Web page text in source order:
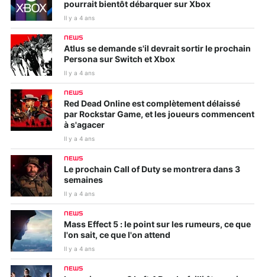
pourrait bientôt débarquer sur Xbox
Il y a 4 ans
NEWS
Atlus se demande s'il devrait sortir le prochain
Persona sur Switch et Xbox
Il y a 4 ans
NEWS
Red Dead Online est complètement délaissé
par Rockstar Game, et les joueurs commencent
à s'agacer
Il y a 4 ans
NEWS
Le prochain Call of Duty se montrera dans 3
semaines
Il y a 4 ans
NEWS
Mass Effect 5 : le point sur les rumeurs, ce que
l'on sait, ce que l'on attend
Il y a 4 ans
NEWS